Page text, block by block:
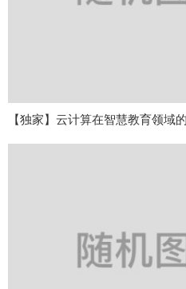
【独家】云计算在智慧教育领域